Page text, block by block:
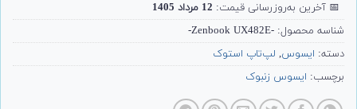
📅 آخرین به‌روزرسانی قیمت: 12 مرداد 1405
شناسه محصول: -Zenbook UX482E-
دسته: ایسوس, لپ‌تاپ استوک
برچسب: ایسوس زنبوک